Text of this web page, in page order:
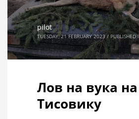
pilot
TUESDAY, 21 FEBRUARY 2023 / PUBLISHED
Лов на вука на
Тисовику